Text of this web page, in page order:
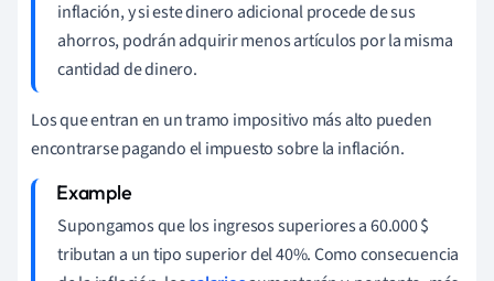
inflación, y si este dinero adicional procede de sus
ahorros, podrán adquirir menos artículos por la misma
cantidad de dinero.
Los que entran en un tramo impositivo más alto pueden
encontrarse pagando el impuesto sobre la inflación.
Supongamos que los ingresos superiores a 60.000 $
tributan a un tipo superior del 40%. Como consecuencia